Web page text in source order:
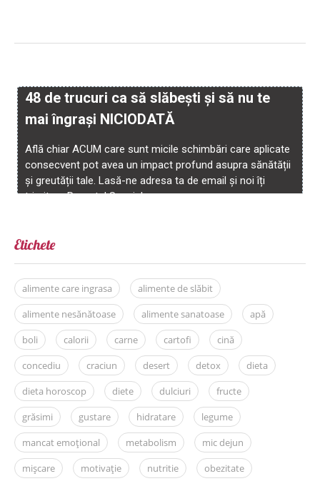
Etichete
alimente care ingrasa
alimente de slăbit
alimente nesănătoase
alimente sanatoase
apă
boli
calorii carne cartofi
cină
concediu
craciun desert detox
dieta
dieta horoscop
diete dulciuri
fructe
grăsimi
gustare hidratare
legume
mancat emoțional
metabolism
mic dejun
mișcare
motivație nutritie
obezitate